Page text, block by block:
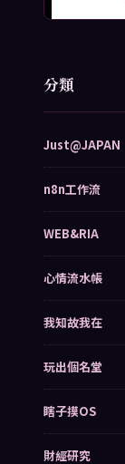
分類
Just@JAPAN
n8n工作流
WEB&RIA
心情流水帳
我知故我在
玩出個名堂
瞎子摸OS
財經研究